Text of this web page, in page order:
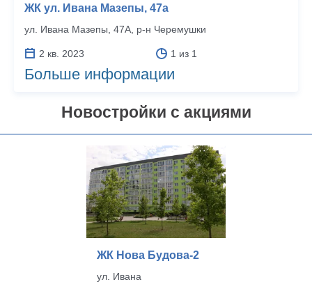
ЖК ул. Ивана Мазепы, 47a
ул. Ивана Мазепы, 47А, р‑н Черемушки
2 кв. 2023 1 из 1
Больше информации
Новостройки с акциями
ЖК Нова Будова-2
ул. Ивана